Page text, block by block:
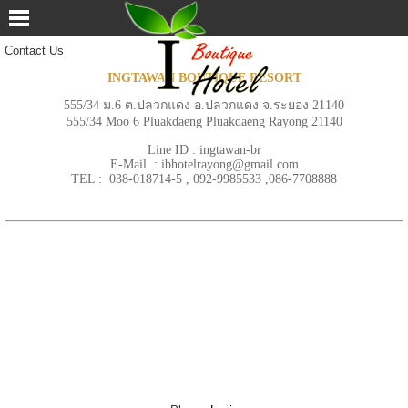
Contact Us
INGTAWAN BOUTIQUE RESORT
555/34 ม.6 ต.ปลวกแดง อ.ปลวกแดง จ.ระยอง 21140
555/34 Moo 6 Pluakdaeng Pluakdaeng Rayong 21140
Line ID : ingtawan-br
E-Mail : ibhotelrayong@gmail.com
TEL : 038-018714-5 , 092-9985533 ,086-7708888